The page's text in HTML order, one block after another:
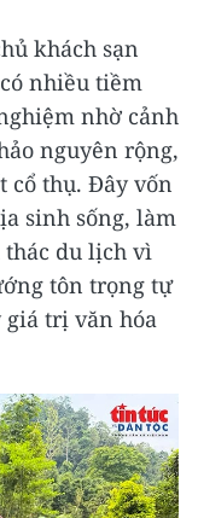
khách sạn
nhiều tiềm
nhờ cảnh
nguyên rộng,
cổ thụ. Đây vốn
sinh sống, làm
du lịch vì
tôn trọng tự
trị văn hóa